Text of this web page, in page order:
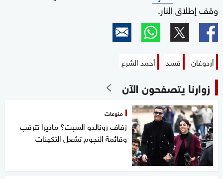
وقف إطلاق النار.
أردوغان قسد أحمد الشرع
زوارنا يتصفحون الآن
منوعات
زفاف رونالدو السبت؟ ماديرا تترقب
وقائمة النجوم تشعل التكهنات